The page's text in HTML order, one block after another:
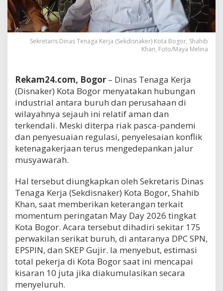
Sekretaris Dinas Tenaga Kerja (Sekdisnaker) Kota Bogor, Shahib
Khan, Foto/Maya Melina
Rekam24.com, Bogor – Dinas Tenaga Kerja
(Disnaker) Kota Bogor menyatakan hubungan
industrial antara buruh dan perusahaan di
wilayahnya sejauh ini relatif aman dan
terkendali. Meski diterpa riak pasca-pandemi
dan penyesuaian regulasi, penyelesaian konflik
ketenagakerjaan terus mengedepankan jalur
musyawarah.
Hal tersebut diungkapkan oleh Sekretaris Dinas
Tenaga Kerja (Sekdisnaker) Kota Bogor, Shahib
Khan, saat memberikan keterangan terkait
momentum peringatan May Day 2026 tingkat
Kota Bogor. Acara tersebut dihadiri sekitar 175
perwakilan serikat buruh, di antaranya DPC SPN,
EPSPIN, dan SKEP Gujir. Ia menyebut, estimasi
total pekerja di Kota Bogor saat ini mencapai
kisaran 10 juta jika diakumulasikan secara
menyeluruh.